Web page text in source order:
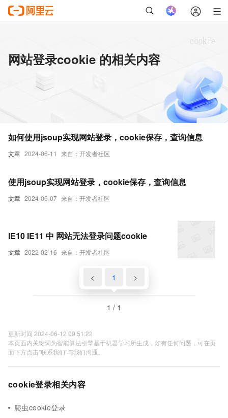
网站登录cookie 的相关内容
文章 2024-06-11 来自：开发者社区
如何使用jsoup实现网站登录，cookie保存，查询信息
文章 2024-06-07 来自：开发者社区
使用jsoup实现网站登录，cookie保存，查询信息
文章 2022-02-16 来自：开发者社区
IE10 IE11 中 网站无法登录问题cookie
< 1 >
1 / 1
更新时间 2024-06-12 09:51:22
本页面内关键词为智能算法引擎基于机器学习所生成，如有任何问题，可在页
面下方点击"联系我们"与我们沟通。
cookie登录相关内容
爬虫cookie登录